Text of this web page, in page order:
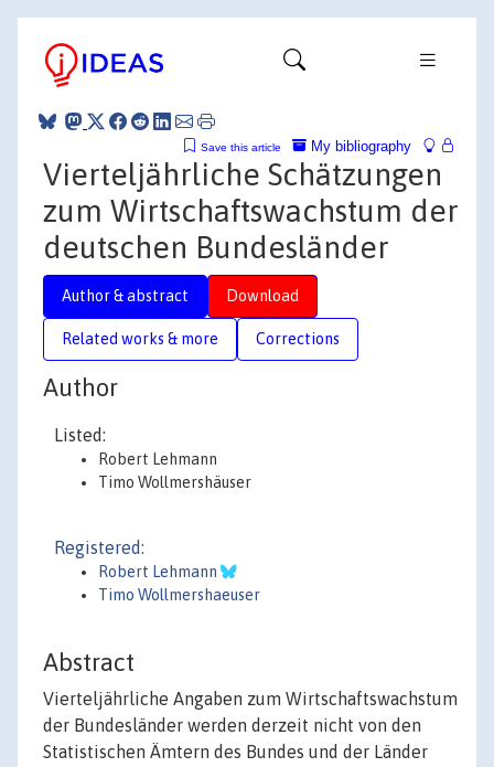
My bibliography
Save this article
Vierteljährliche Schätzungen
zum Wirtschaftswachstum der
deutschen Bundesländer
Author & abstract Download
Related works & more Corrections
Author
Listed:
Robert Lehmann
Timo Wollmershäuser
Registered:
Robert Lehmann
Timo Wollmershaeuser
Abstract
Vierteljährliche Angaben zum Wirtschaftswachstum
der Bundesländer werden derzeit nicht von den
Statistischen Ämtern des Bundes und der Länder